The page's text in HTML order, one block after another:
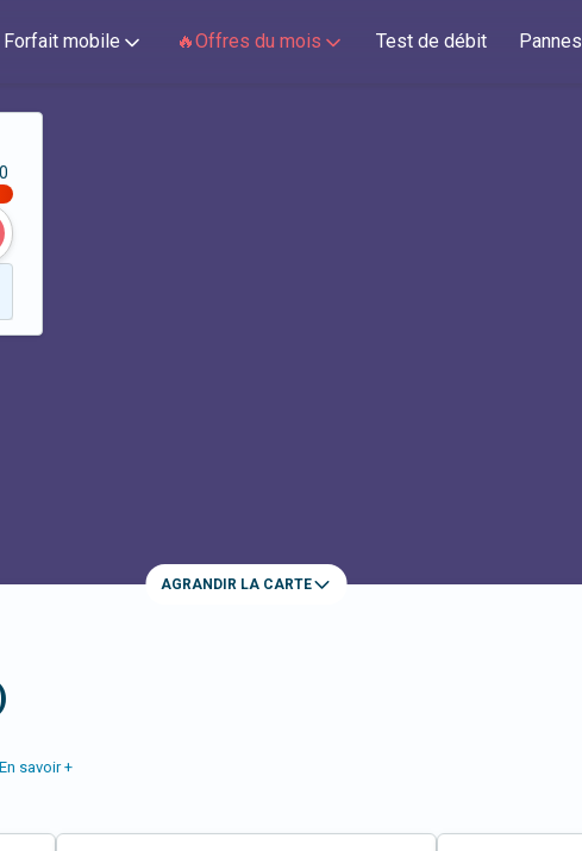
Forfait mobile 🔥Offres du mois Test de débit Pannes
AGRANDIR LA CARTE
En savoir +